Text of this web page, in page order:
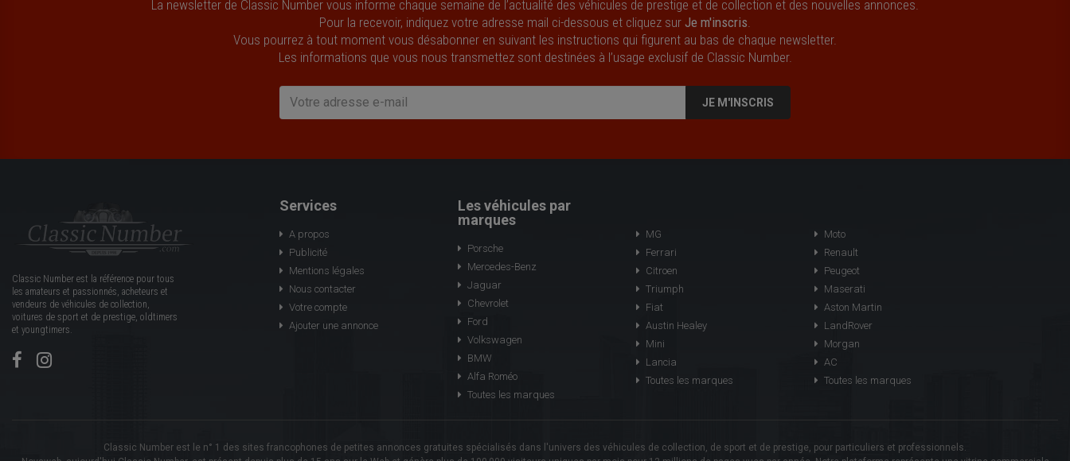
La newsletter de Classic Number vous informe chaque semaine de l’actualité des véhicules de prestige et de collection et des nouvelles annonces.
Pour la recevoir, indiquez votre adresse mail ci-dessous et cliquez sur Je m'inscris.
Vous pourrez à tout moment vous désabonner en suivant les instructions qui figurent au bas de chaque newsletter.
Les informations que vous nous transmettez sont destinées à l’usage exclusif de Classic Number.
JE M'INSCRIS
Classic Number est la référence pour tous
les amateurs et passionnés, acheteurs et
vendeurs de véhicules de collection,
voitures de sport et de prestige, oldtimers
et youngtimers.
Services
A propos
Publicité
Mentions légales
Nous contacter
Votre compte
Ajouter une annonce
Les véhicules par
marques
Porsche
Mercedes-Benz
Jaguar
Chevrolet
Ford
Volkswagen
BMW
Alfa Roméo
Toutes les marques
MG
Ferrari
Citroen
Triumph
Fiat
Austin Healey
Mini
Lancia
Toutes les marques
Moto
Renault
Peugeot
Maserati
Aston Martin
LandRover
Morgan
AC
Toutes les marques
Classic Number est le n° 1 des sites francophones de petites annonces gratuites spécialisés dans l'univers des véhicules de collection, de sport et de prestige, pour particuliers et professionnels.